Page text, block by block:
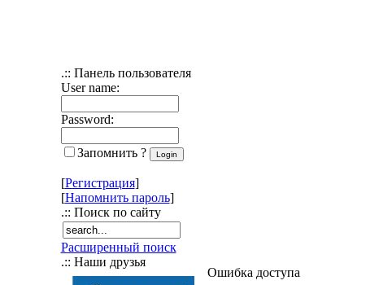
.:: Панель пользователя
User name:
Password:
Запомнить ?
[Регистрация]
[Напомнить пароль]
.:: Поиск по сайту
Расширенный поиск
.:: Наши друзья
Ошибка доступа